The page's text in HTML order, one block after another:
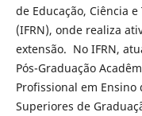
de Educação, Ciência
(IFRN), onde realiza
extensão. No IFRN,
Pós-Graduação
Profissional em Ensino
Superiores de